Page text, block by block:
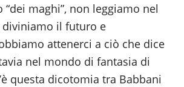
maghi”, non leggiamo nel
diviniamo il futuro e
attenerci a ciò che dice
nel mondo di fantasia di
questa dicotomia tra Babbani